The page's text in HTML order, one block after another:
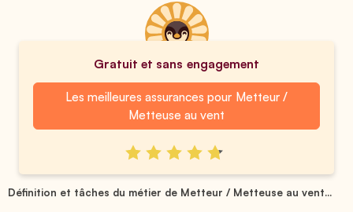
Gratuit et sans engagement
Les meilleures assurances pour Metteur /
Metteuse au vent
Définition et tâches du métier de Metteur / Metteuse au vent...